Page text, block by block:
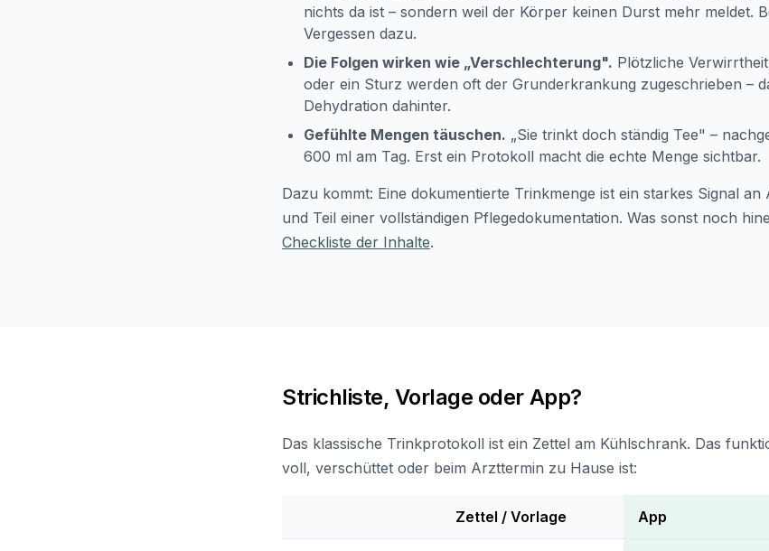
nichts da ist – sondern weil der Körper keinen Durst mehr meldet.
Vergessen dazu.
Die Folgen wirken wie „Verschlechterung". Plötzliche
oder ein Sturz werden oft der Grunderkrankung zugeschrieben –
Dehydration dahinter.
Gefühlte Mengen täuschen. „Sie trinkt doch ständig Tee" –
600 ml am Tag. Erst ein Protokoll macht die echte Menge sichtbar.
Dazu kommt: Eine dokumentierte Trinkmenge ist ein starkes Signal an
und Teil einer vollständigen Pflegedokumentation. Was sonst noch
Checkliste der Inhalte.
Strichliste, Vorlage oder App?
Das klassische Trinkprotokoll ist ein Zettel am Kühlschrank. Das
voll, verschüttet oder beim Arzttermin zu Hause ist:
Zettel / Vorlage App